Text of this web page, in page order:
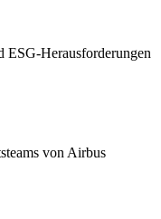
ESG-Herausforderungen
von Airbus